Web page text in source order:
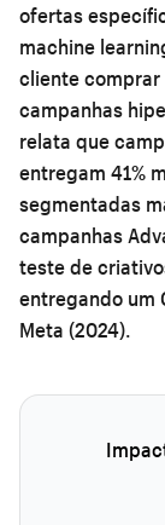
ofertas
machine
cliente
campanhas
relata que
entregam 41%
segmentadas
campanhas
teste de
entregando um
Meta (2024).